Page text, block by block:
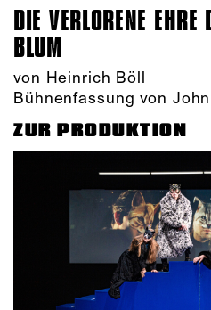
DIE VERLORENE
BLUM
von Heinrich Böll
Bühnenfassung von
ZUR PRODUKTION